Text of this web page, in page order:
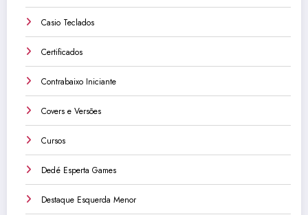
Casio Teclados
Certificados
Contrabaixo Iniciante
Covers e Versões
Cursos
Dedé Esperta Games
Destaque Esquerda Menor